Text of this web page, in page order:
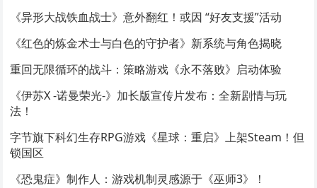
《异形大战铁血战士》意外翻红！或因 “好友支援”活动
《红色的炼金术士与白色的守护者》新系统与角色揭晓
重回无限循环的战斗：策略游戏《永不落败》启动体验
《伊苏X -诺曼荣光-》加长版宣传片发布：全新剧情与玩
法！
字节旗下科幻生存RPG游戏《星球：重启》上架Steam！但
锁国区
《恐鬼症》制作人：游戏机制灵感源于《巫师3》！